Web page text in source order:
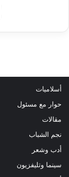
أسلاميات
حوار مع مسئول
مقالات
نجم الشباب
أدب وشعر
سينما وتليفزيون